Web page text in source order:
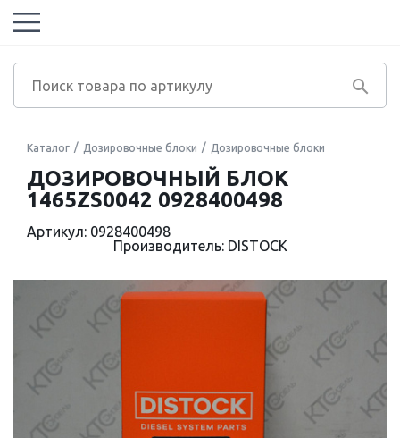
Каталог Дозировочные блоки Дозировочные блоки
ДОЗИРОВОЧНЫЙ БЛОК
1465ZS0042 0928400498
Артикул: 0928400498
Производитель: DISTOCK